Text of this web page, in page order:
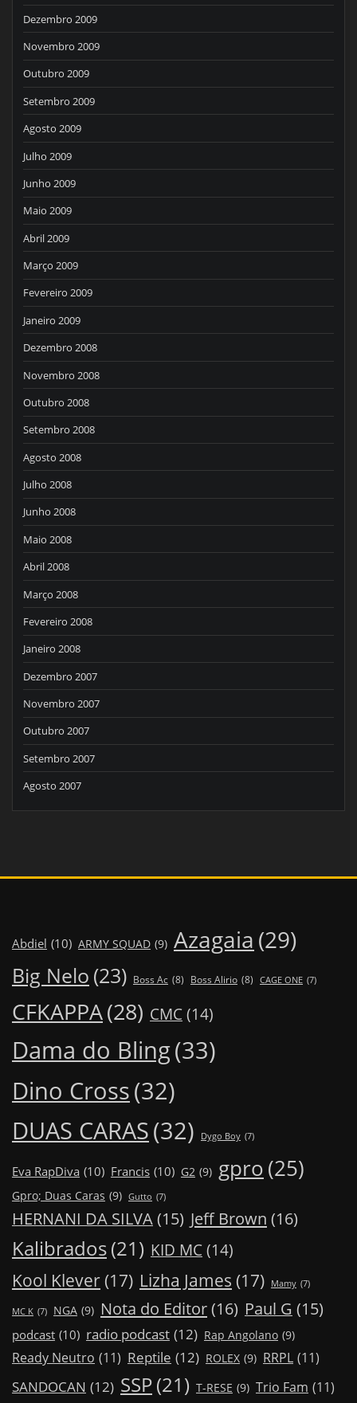
Dezembro 2009
Novembro 2009
Outubro 2009
Setembro 2009
Agosto 2009
Julho 2009
Junho 2009
Maio 2009
Abril 2009
Março 2009
Fevereiro 2009
Janeiro 2009
Dezembro 2008
Novembro 2008
Outubro 2008
Setembro 2008
Agosto 2008
Julho 2008
Junho 2008
Maio 2008
Abril 2008
Março 2008
Fevereiro 2008
Janeiro 2008
Dezembro 2007
Novembro 2007
Outubro 2007
Setembro 2007
Agosto 2007
Abdiel (10) ARMY SQUAD (9) Azagaia (29)
Big Nelo (23) Boss Ac (8) Boss Alirio (8) CAGE ONE (7)
CFKAPPA(28) CMC (14)
Dama do Bling(33)
Dino Cross(32)
DUAS CARAS(32) Dygo Boy (7)
Eva RapDiva (10) Francis (10) G2 (9) gpro(25)
Gpro; Duas Caras (9) Gutto (7)
HERNANI DA SILVA(15) Jeff Brown (16)
Kalibrados(21) KID MC (14)
Kool Klever (17) Lizha James (17) Mamy (7)
MC K (7) NGA (9) Nota do Editor(16) Paul G (15)
podcast (10) radio podcast (12) Rap Angolano (9)
Ready Neutro (11) Reptile (12) ROLEX (9) RRPL (11)
SANDOCAN (12) SSP(21) T-RESE (9) Trio Fam (11)